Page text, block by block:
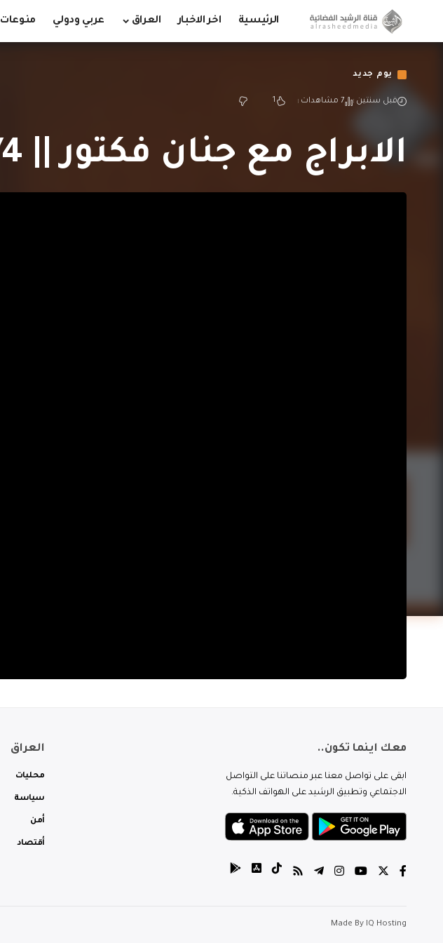
الرئيسية اخر الاخبار العراق عربي ودولي منوعات
يوم جديد
قبل سنتين 7 مشاهدات 1
الابراج مع جنان فكتور || 2024/6/4
معك اينما تكون..
ابقى على تواصل معنا عبر منصاتنا على التواصل
الاجتماعي وتطبيق الرشيد على الهواتف الذكية.
العراق
محليات
سياسة
أمن
أقتصاد
Made By IQ Hosting